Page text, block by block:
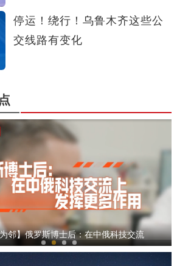
停运！绕行！乌鲁木齐这些公
交线路有变化
+文旅+非遗+农技”织就六团文化新图
邻】俄罗斯博士后：在中俄科技交流